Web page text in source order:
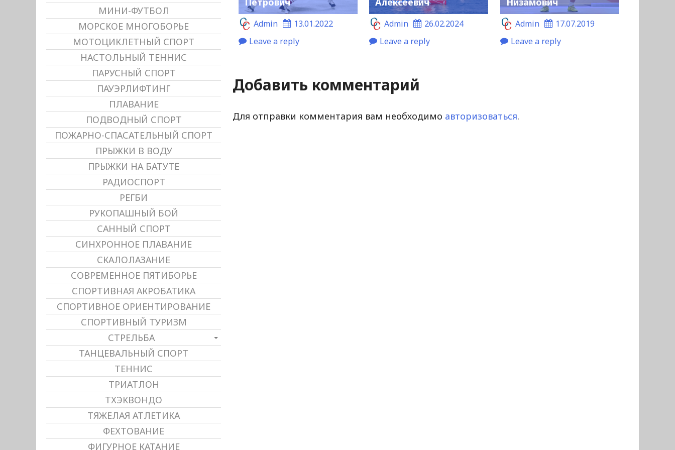
Admin
13.01.2022
Leave a reply
Admin
26.02.2024
Leave a reply
Admin
17.07.2019
Leave a reply
Добавить комментарий
Для отправки комментария вам необходимо авторизоваться.
МИНИ-ФУТБОЛ
МОРСКОЕ МНОГОБОРЬЕ
МОТОЦИКЛЕТНЫЙ СПОРТ
НАСТОЛЬНЫЙ ТЕННИС
ПАРУСНЫЙ СПОРТ
ПАУЭРЛИФТИНГ
ПЛАВАНИЕ
ПОДВОДНЫЙ СПОРТ
ПОЖАРНО-СПАСАТЕЛЬНЫЙ СПОРТ
ПРЫЖКИ В ВОДУ
ПРЫЖКИ НА БАТУТЕ
РАДИОСПОРТ
РЕГБИ
РУКОПАШНЫЙ БОЙ
САННЫЙ СПОРТ
СИНХРОННОЕ ПЛАВАНИЕ
СКАЛОЛАЗАНИЕ
СОВРЕМЕННОЕ ПЯТИБОРЬЕ
СПОРТИВНАЯ АКРОБАТИКА
СПОРТИВНОЕ ОРИЕНТИРОВАНИЕ
СПОРТИВНЫЙ ТУРИЗМ
СТРЕЛЬБА
ТАНЦЕВАЛЬНЫЙ СПОРТ
ТЕННИС
ТРИАТЛОН
ТХЭКВОНДО
ТЯЖЕЛАЯ АТЛЕТИКА
ФЕХТОВАНИЕ
ФИГУРНОЕ КАТАНИЕ